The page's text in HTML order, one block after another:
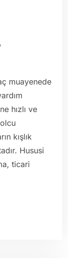
muayenede
hızlı ve
kışlık
Hususi
ticari